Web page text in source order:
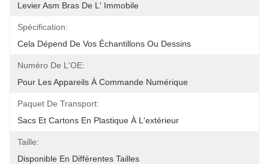
Levier Asm Bras De L' Immobile
Spécification:
Cela Dépend De Vos Échantillons Ou Dessins
Numéro De L'OE:
Pour Les Appareils À Commande Numérique
Paquet De Transport:
Sacs Et Cartons En Plastique À L'extérieur
Taille:
Disponible En Différentes Tailles